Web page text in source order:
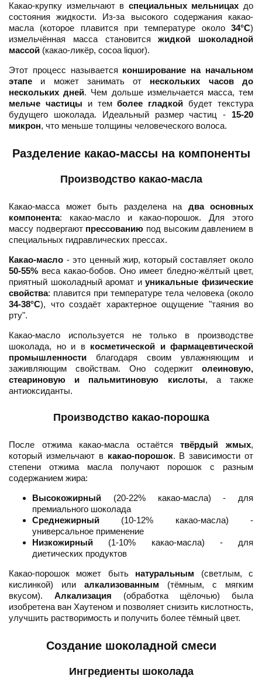
Какао-крупку измельчают в специальных мельницах до
состояния жидкости. Из-за высокого содержания какао-
масла (которое плавится при температуре около 34°C)
измельчённая масса становитсяжидкой шоколадной
массой (какао-ликёр, cocoa liquor).
Этот процесс называется конширование на начальном
этапе и может занимать от нескольких часов до
нескольких дней. Чем дольше измельчается масса, тем
мельче частицы и темболее гладкой будет текстура
будущего шоколада. Идеальный размер частиц - 15-20
микрон, что меньше толщины человеческого волоса.
Разделение какао-массы на компоненты
Производство какао-масла
Какао-масса может быть разделена на два основных
компонента: какао-масло и какао-порошок. Для этого
массу подвергают прессованию под высоким давлением в
специальных гидравлических прессах.
Какао-масло - это ценный жир, который составляет около
50-55% веса какао-бобов. Оно имеет бледно-жёлтый цвет,
приятный шоколадный аромат иуникальные физические
свойства: плавится при температуре тела человека (около
34-38°C), что создаёт характерное ощущение "таяния во
рту".
Какао-масло используется не только в производстве
шоколада, но и в косметической и фармацевтической
промышленности благодаря своим увлажняющим и
заживляющим свойствам. Оно содержит олеиновую,
стеариновую и пальмитиновую кислоты, а также
антиоксиданты.
Производство какао-порошка
После отжима какао-масла остаётсятвёрдый жмых,
который измельчают в какао-порошок. В зависимости от
степени отжима масла получают порошок с разным
содержанием жира:
Высокожирный (20-22% какао-масла) - для
премиального шоколада
Среднежирный (10-12% какао-масла) -
универсальное применение
Низкожирный (1-10% какао-масла) - для
диетических продуктов
Какао-порошок может быть натуральным (светлым, с
кислинкой) или алкализованным (тёмным, с мягким
вкусом). Алкализация (обработка щёлочью) была
изобретена ван Хаутеном и позволяет снизить кислотность,
улучшить растворимость и получить более тёмный цвет.
Создание шоколадной смеси
Ингредиенты шоколада